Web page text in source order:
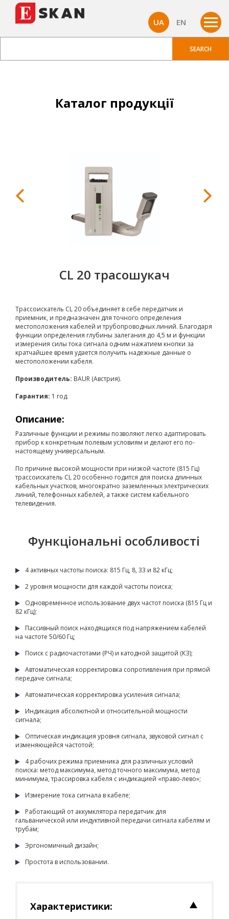
UA EN
Каталог продукції
CL 20 трасошукач
Трассоискатель CL 20 объединяет в себе передатчик и
приемник, и предназначен для точного определения
местоположения кабелей и трубопроводных линий. Благодаря
функции определения глубины залегания до 4,5 м и функции
измерения силы тока сигнала одним нажатием кнопки за
кратчайшее время удается получить надежные данные о
местоположении кабеля.
Производитель: BAUR (Австрия).
Гарантия: 1 год.
Описание:
Различные функции и режимы позволяют легко адаптировать
прибор к конкретным полевым условиям и делают его по-
настоящему универсальным.
По причине высокой мощности при низкой частоте (815 Гц)
трассоискатель CL 20 особенно годится для поиска длинных
кабельных участков, многократно заземленных электрических
линий, телефонных кабелей, а также систем кабельного
телевидения.
Функціональні особливості
4 активных частоты поиска: 815 Гц, 8, 33 и 82 кГц;
2 уровня мощности для каждой частоты поиска;
Одновременное использование двух частот поиска (815 Гц и
82 кГц);
Пассивный поиск находящихся под напряжением кабелей
на частоте 50/60 Гц;
Поиск с радиочастотами (РЧ) и катодной защитой (КЗ);
Автоматическая корректировка сопротивления при прямой
передаче сигнала;
Автоматическая корректировка усиления сигнала;
Индикация абсолютной и относительной мощности
сигнала;
Оптическая индикация уровня сигнала, звуковой сигнал с
изменяющейся частотой;
4 рабочих режима приемника для различных условий
поиска: метод максимума, метод точного максимума, метод
минимума, трассировка кабеля с индикацией «право-лево»;
Измерение тока сигнала в кабеле;
Работающий от аккумклятора передатчик для
гальванической или индуктивной передачи сигнала кабелям и
трубам;
Эргономичный дизайн;
Простота в использовании.
Характеристики: